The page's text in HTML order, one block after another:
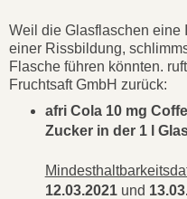
Weil die Glasflaschen eine
einer Rissbildung,
Flasche führen könnten.
Fruchtsaft GmbH zurück:
afri Cola 10 mg
Zucker in der 1 l
12.03.2021und